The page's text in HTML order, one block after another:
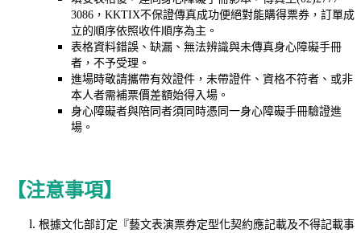
3086，KKTIX不保證傳真成功便絕對能購得票券，訂單成
立的順序依照收件順序為主。
表格資料錯誤、缺漏、無法辨識與未傳真身心障礙手冊
者，不予受理。
進場時敬請攜帶有效證件，未帶證件、資格不符者、或非
本人者需補票價差額始得入場。
身心障礙者與陪同者須同時憑同一身心障礙手冊驗證進
場。
【注意事項】
根據文化部訂定『藝文表演票券定型化契約應記載及不得記載事